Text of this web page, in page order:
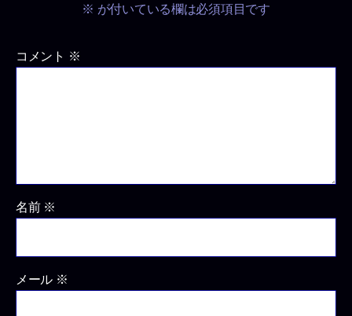
※ が付いている欄は必須項目です
コメント ※
名前 ※
メール ※